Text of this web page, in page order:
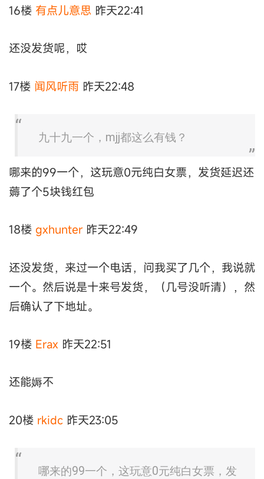
16楼 有点儿意思 昨天22:41
还没发货呢，哎
17楼 闻风听雨 昨天22:48
九十九一个，mjj都这么有钱？
哪来的99一个，这玩意0元纯白女票，发货延迟还
薅了个5块钱红包
18楼 gxhunter 昨天22:49
还没发货，来过一个电话，问我买了几个，我说就
一个。然后说是十来号发货，（几号没听清），然
后确认了下地址。
19楼 Erax 昨天22:51
还能媷不
20楼 rkidc 昨天23:05
哪来的99一个，这玩意0元纯白女票，发